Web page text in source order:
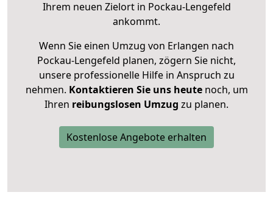
Ihrem neuen Zielort in Pockau-Lengefeld
ankommt.
Wenn Sie einen Umzug von Erlangen nach
Pockau-Lengefeld planen, zögern Sie nicht,
unsere professionelle Hilfe in Anspruch zu
nehmen. Kontaktieren Sie uns heutenoch, um
Ihren reibungslosen Umzug zu planen.
Kostenlose Angebote erhalten